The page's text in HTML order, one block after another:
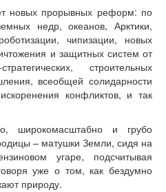
новых прорывных реформ: по
недр, океанов, Арктики,
чипизации, новых
и защитных систем от
строительных
всеобщей солидарности
конфликтов, и так
широкомасштабно и грубо
– матушки Земли, сидя на
угаре, подсчитывая
уже о том, как бездумно
природу.